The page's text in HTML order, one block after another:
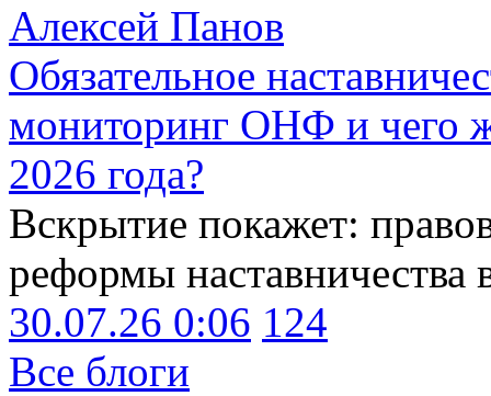
Алексей Панов
Обязательное
мониторинг ОНФ и чего
2026 года?
Вскрытие покажет:
реформы наставничества
30.07.26 0:06 124
Все блоги